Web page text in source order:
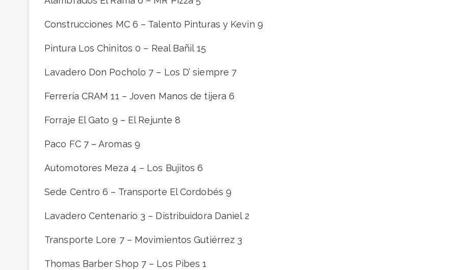
Construcciones MC 6 – Talento Pinturas y Kevin 9
Pintura Los Chinitos 0 – Real Bañil 15
Lavadero Don Pocholo 7 – Los D’ siempre 7
Ferrería CRAM 11 – Joven Manos de tijera 6
Forraje El Gato 9 – El Rejunte 8
Paco FC 7 – Aromas 9
Automotores Meza 4 – Los Bujitos 6
Sede Centro 6 – Transporte El Cordobés 9
Lavadero Centenario 3 – Distribuidora Daniel 2
Transporte Lore 7 – Movimientos Gutiérrez 3
Thomas Barber Shop 7 – Los Pibes 1